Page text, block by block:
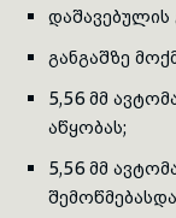
დაშავებულის
განგაშზე
5,56 მმ
აწყობას;
5,56 მმ